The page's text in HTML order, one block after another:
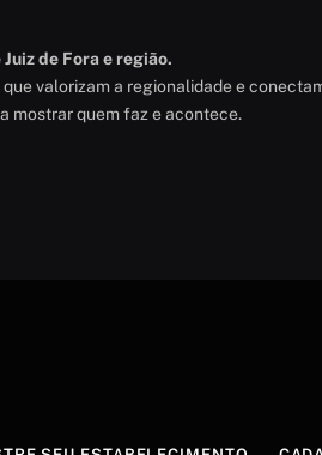
de Fora e região.
valorizam a regionalidade e
mostrar quem faz e acontece.